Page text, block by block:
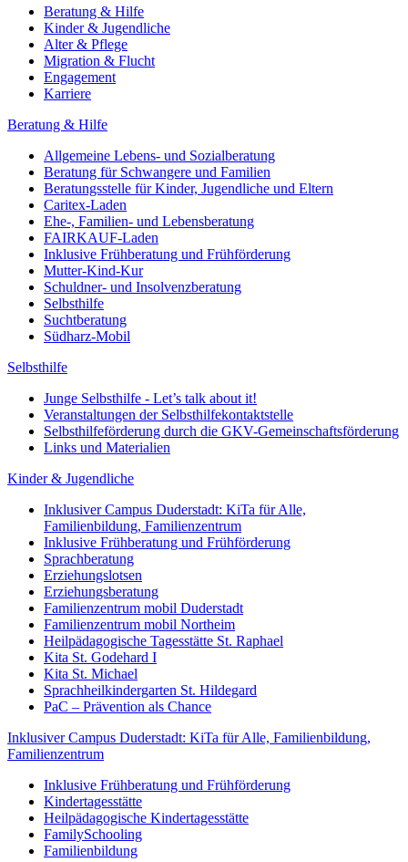
Beratung & Hilfe
Kinder & Jugendliche
Alter & Pflege
Migration & Flucht
Engagement
Karriere
Beratung & Hilfe
Allgemeine Lebens- und Sozialberatung
Beratung für Schwangere und Familien
Beratungsstelle für Kinder, Jugendliche und Eltern
Caritex-Laden
Ehe-, Familien- und Lebensberatung
FAIRKAUF-Laden
Inklusive Frühberatung und Frühförderung
Mutter-Kind-Kur
Schuldner- und Insolvenzberatung
Selbsthilfe
Suchtberatung
Südharz-Mobil
Selbsthilfe
Junge Selbsthilfe - Let’s talk about it!
Veranstaltungen der Selbsthilfekontaktstelle
Selbsthilfeförderung durch die GKV-Gemeinschaftsförderung
Links und Materialien
Kinder & Jugendliche
Inklusiver Campus Duderstadt: KiTa für Alle,
Familienbildung, Familienzentrum
Inklusive Frühberatung und Frühförderung
Sprachberatung
Erziehungslotsen
Erziehungsberatung
Familienzentrum mobil Duderstadt
Familienzentrum mobil Northeim
Heilpädagogische Tagesstätte St. Raphael
Kita St. Godehard I
Kita St. Michael
Sprachheilkindergarten St. Hildegard
PaC – Prävention als Chance
Inklusiver Campus Duderstadt: KiTa für Alle, Familienbildung,
Familienzentrum
Inklusive Frühberatung und Frühförderung
Kindertagesstätte
Heilpädagogische Kindertagesstätte
FamilySchooling
Familienbildung